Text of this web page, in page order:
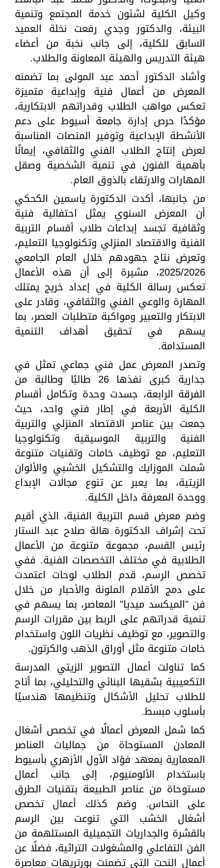
وكيل الكلية لشئون خدمة المجتمع وتنمية
البيئة، والدكتور وجدي رفعت نخلة العميد
السابق للكلية، إلى جانب نخبة من أعضاء
هيئة التدريس والهيئة المعاونة والطلاب.
وأشاد الدكتور أحمد عبد المولى بما تضمنه
المعرض من أعمال فنية وإبداعية متميزة
تعكس مواهب الطلاب وقدراتهم الابتكارية،
مؤكدًا حرص إدارة جامعة أسيوط على دعم
الأنشطة الإبداعية وتوفير المنصات المناسبة
لعرض إنتاج الطلاب الفني والثقافي، إيمانًا
بأهمية الفنون في تنمية الشخصية وصقل
المهارات والارتقاء بالذوق العام.
من جانبها، أكدت الدكتورة ياسمين الكحكي
أن المعرض السنوي يمثل احتفالية فنية
وثقافية تجسد إبداعات طلاب أقسام التربية
الفنية والاقتصاد المنزلي وتكنولوجيا التعليم،
وتعرض نتاج جهودهم خلال العام الجامعي
2025/2026، مشيرة إلى أن هذه الأعمال
تعكس رسالة الكلية في إعداد خريج يمتلك
المهارة والوعي الفني والثقافي، وقادر على
الابتكار والتعبير ومواكبة متطلبات العصر، بما
يسهم في تحقيق أهداف التنمية
المستدامة.
وتصدر المعرض عمل فني جماعي تمثل في
جدارية كبرى نفذها 26 طالبًا وطالبة من
الفرقة الرابعة، جسدت وحدة وتكامل أقسام
الكلية الأربعة في إطار فني واحد، حيث
جمعت بين عناصر الاقتصاد المنزلي والتربية
الفنية والتربية الموسيقية وتكنولوجيا
التعليم، مع توظيف خامات وتقنيات متنوعة
شملت الموزايك والتشكيل الخشبي والألوان
الزيتية، بما يعبر عن تنوع مجالات الإبداع
ووحدة المعرفة داخل الكلية.
وضم معرض قسم التربية الفنية، الذي أقيم
تحت إشراف الدكتورة هالة صلاح عبد الستار
رئيس القسم، مجموعة متنوعة من الأعمال
الطلابية في مختلف التخصصات الفنية. ففي
تخصص الرسم، قدم الطلاب لوحات اعتمدت
على دمج الأقلام الملونة والأحبار من خلال
فن "الميكسد ميديا" المعاصر، بما يسهم في
تنمية قدراتهم على الربط بين مقررات الرسم
والتصوير، مع توظيف نظريات اللون واستخدام
خامات متنوعة مثل أوراق الذهب والكرتون.
كما تناولت أعمال التصوير الزيتي المدرسة
التكعيبية بشقيها البنائي والتحليلي، بما أتاح
للطلاب تحليل الأشكال وتنظيمها هندسيًا
بأسلوب مبسط.
كما شمل المعرض أعمالًا في تخصص أشغال
المعادن المستوحاة من جماليات العناصر
المعمارية بمعهد فؤاد الأول الأزهري بأسيوط
باستخدام الألومنيوم، إلى جانب أعمال
مستوحاة من عناصر الطبيعة بتقنيات الطرق
على النحاس. وضم كذلك أعمال تخصص
أشغال الخشب التي تنوعت بين الرسم
بالقشرة والجداريات التجميلية المستلهمة من
الفن التفاعلي والمشغولات التراثية، فضلًا عن
أعمال النحت التي تضمنت بورتريهات معاصرة